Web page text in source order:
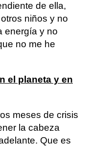
de ella,
niños y no
energía y no
no me he
el planeta y en
meses de crisis
la cabeza
Que es